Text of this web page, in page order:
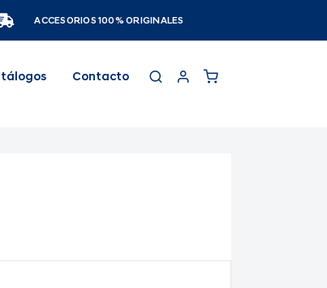
ACCESORIOS 100% ORIGINALES
Contacto